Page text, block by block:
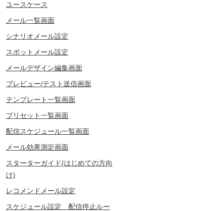
ユースケース
メール一覧画面
シナリオメール設定
スポットメール設定
メールデザイン編集画面
プレビュー/テスト送信画面
テンプレート一覧画面
プリセット一覧画面
配信スケジュール一覧画面
メール効果測定画面
スターターガイド(はじめての方向
け)
レコメンドメール設定
スケジュール設定 配信停止ルー